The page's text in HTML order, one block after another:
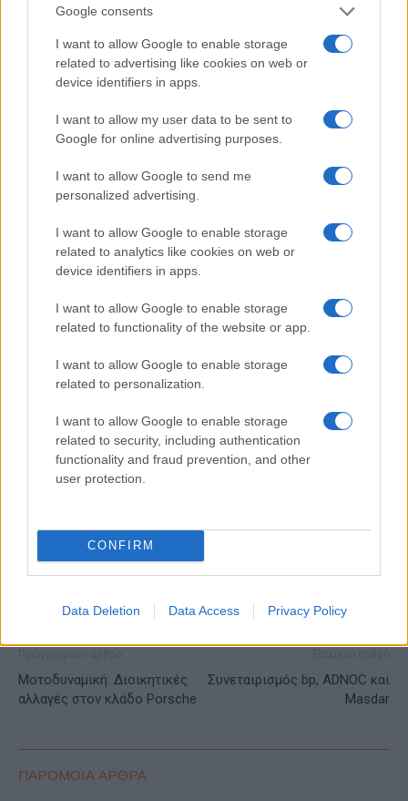
Google consents
I want to allow Google to enable storage
related to advertising like cookies on web or
device identifiers in apps.
I want to allow my user data to be sent to
Google for online advertising purposes.
I want to allow Google to send me
personalized advertising.
I want to allow Google to enable storage
related to analytics like cookies on web or
device identifiers in apps.
I want to allow Google to enable storage
related to functionality of the website or app.
I want to allow Google to enable storage
related to personalization.
I want to allow Google to enable storage
related to security, including authentication
functionality and fraud prevention, and other
user protection.
CONFIRM
Data Deletion Data Access Privacy Policy
Ατρόμητος και Novibet
συνεχίζουν μαζί: Ανανέωση
18η συνεχόμενη χρονιά για τον ΟΤΕ στη διεθνή σειρά
Alpha Bank: Για πρώτη φορά το Αρχαίο Θέατρο Επιδαύρου
ΕΤΙΚΕΤΕΣ Cazoo Logistics
Remarketing
SMH Fleet Solutions
Ευρώπη
Ηνωμένο Βασίλειο
Πωλήσεις online
Μοτοδυναμική: Διοικητικές
αλλαγές στον κλάδο Porsche
Συνεταιρισμός bp, ADNOC και
Masdar
ΠΑΡΟΜΟΙΑ ΑΡΘΡΑ